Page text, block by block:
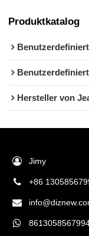
Produktkatalog
Hersteller von
Jimy
+86